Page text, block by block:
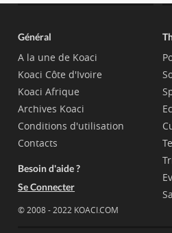
Général
A la une de Koaci
Koaci Côte d'Ivoire
Koaci Afrique
Archives Koaci
Conditions d'utilisation
Contacts
Besoin d'aide ?
Se Connecter
© 2008 - 2022 KOACI.COM